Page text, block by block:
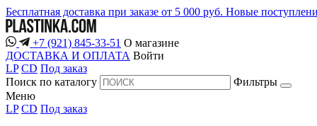
Бесплатная доставка при заказе от 5 000 руб. Новые
+7 (921) 845-33-51 О магазине
ДОСТАВКА И ОПЛАТА Войти
LP CD Под заказ
Поиск по каталогу
Фильтры
Меню
LP CD Под заказ